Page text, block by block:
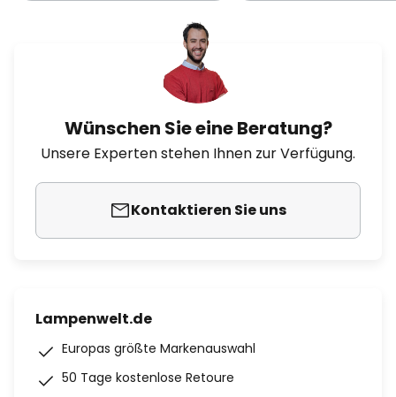
Wünschen Sie eine Beratung?
Unsere Experten stehen Ihnen zur Verfügung.
Kontaktieren Sie uns
Lampenwelt.de
Europas größte Markenauswahl
50 Tage kostenlose Retoure